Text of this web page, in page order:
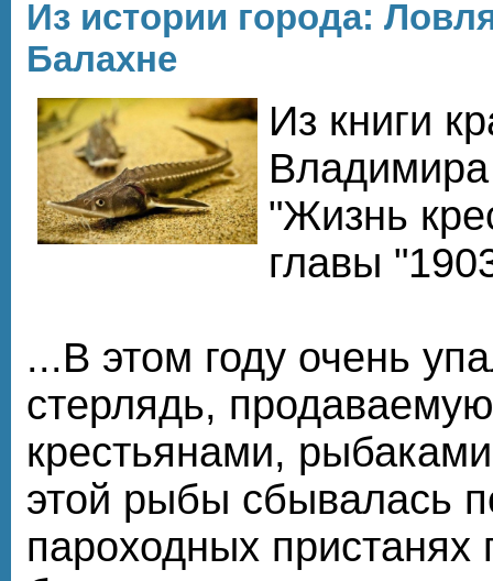
Из истории города:
Балахне
Из книги
"Жизнь
главы
...В этом году очень
стерлядь,
крестьянами,
этой рыбы сбывалась
пароходных пристанях